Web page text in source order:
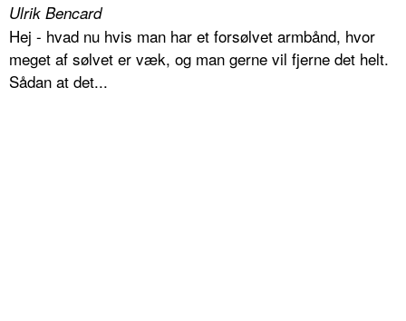
Ulrik Bencard
Hej - hvad nu hvis man har et forsølvet armbånd, hvor
meget af sølvet er væk, og man gerne vil fjerne det helt.
Sådan at det...